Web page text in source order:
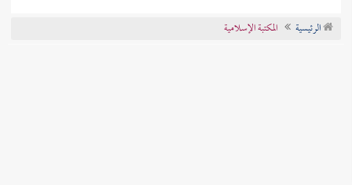
تراجم الأعلام
الرئيسية المكتبة الإسلامية